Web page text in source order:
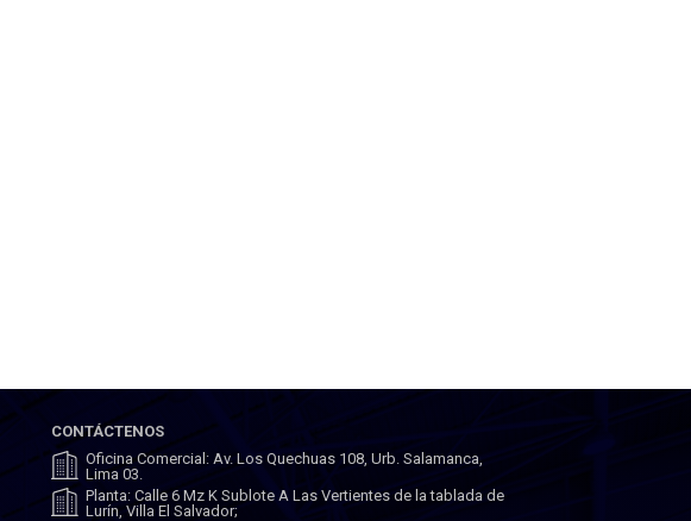
CONTÁCTENOS
Oficina Comercial: Av. Los Quechuas 108, Urb. Salamanca,
Lima 03.
Planta: Calle 6 Mz K Sublote A Las Vertientes de la tablada de
Lurín, Villa El Salvador;